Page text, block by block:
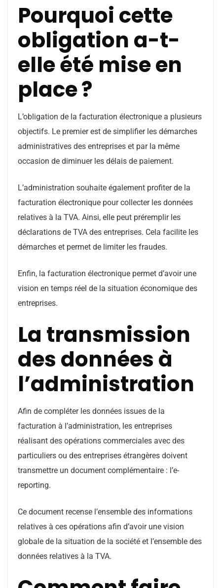
Pourquoi cette
obligation a-t-
elle été mise en
place ?
L’obligation de la facturation électronique a plusieurs
objectifs. Le premier est de simplifier les démarches
administratives des entreprises et par la même
occasion de diminuer les délais de paiement.
L’administration souhaite également profiter de la
facturation électronique pour collecter les données
relatives à la TVA. Ainsi, elle peut préremplir les
déclarations de TVA des entreprises. Cela facilite les
démarches et permet de limiter les fraudes.
Enfin, la facturation électronique permet d’avoir une
vision en temps réel de la situation économique des
entreprises.
La transmission
des données à
l’administration
Afin de compléter les données issues de la
facturation à l’administration, les entreprises
réalisant des opérations commerciales avec des
particuliers ou des entreprises étrangères doivent
transmettre un document complémentaire : l’e-
reporting.
Ce document recense l’ensemble des informations
relatives à ces opérations afin d’avoir une vision
globale de la situation de la société et l’ensemble des
données relatives à la TVA.